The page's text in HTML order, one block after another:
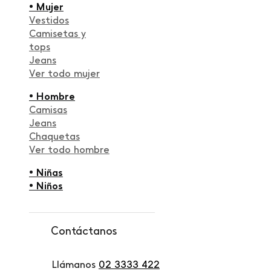
• Mujer
Vestidos
Camisetas y
tops
Jeans
Ver todo mujer
• Hombre
Camisas
Jeans
Chaquetas
Ver todo hombre
• Niñas
• Niños
Contáctanos
Llámanos 02 3333 422